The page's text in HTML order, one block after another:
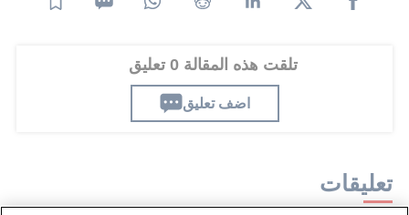
تلقت هذه المقالة 0 تعليق
اضف تعليق
تعليقات